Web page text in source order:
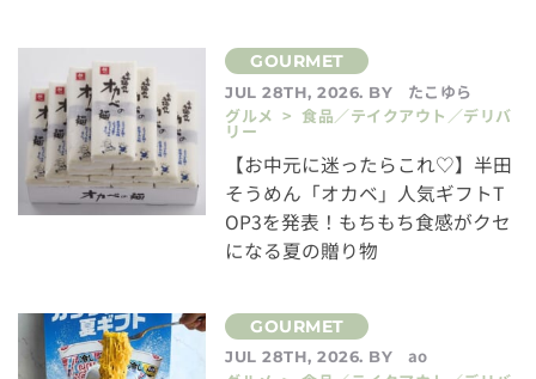
JUL 28TH, 2026. BY
たこゆら
グルメ > 食品／テイクアウト／デリバ
リー
【お中元に迷ったらこれ♡】半田
そうめん「オカベ」人気ギフトT
OP3を発表！もちもち食感がクセ
になる夏の贈り物
JUL 28TH, 2026. BY
ao